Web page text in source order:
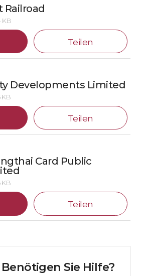
Railroad
KB
Teilen
Developments Limited
KB
Teilen
Card Public
KB
Teilen
Benötigen Sie Hilfe?